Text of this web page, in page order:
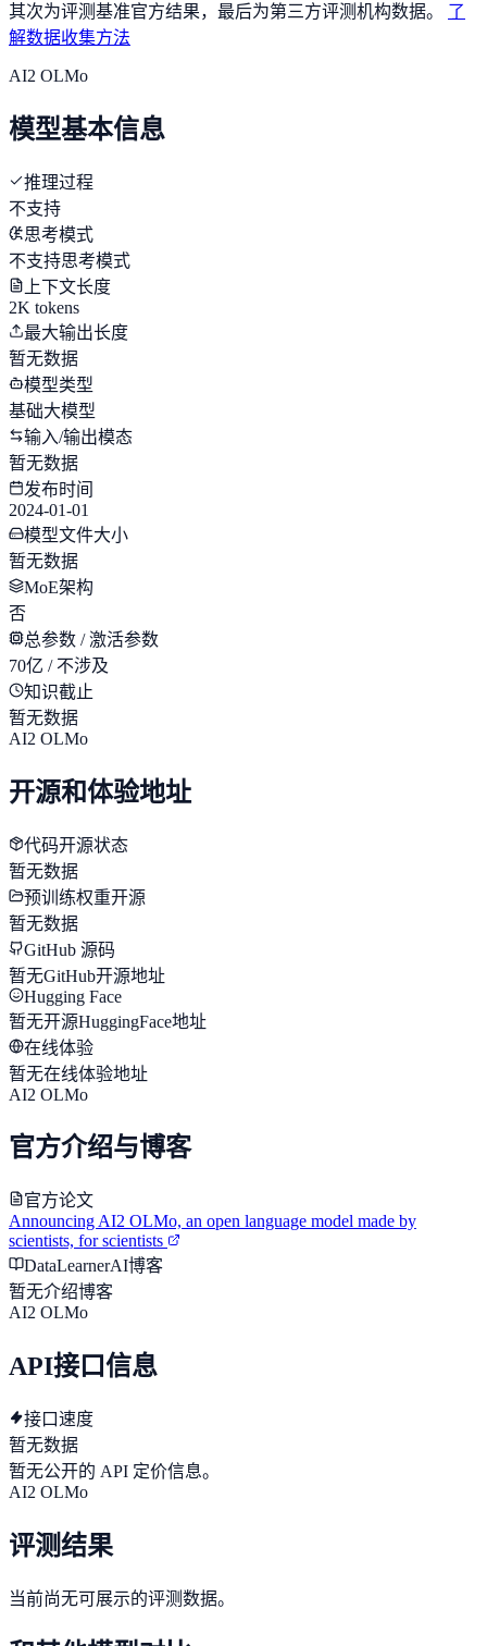
其次为评测基准官方结果，最后为第三方评测机构数据。
了
解数据收集方法
AI2 OLMo
模型基本信息
推理过程
不支持
思考模式
不支持思考模式
上下文长度
2K tokens
最大输出长度
暂无数据
模型类型
基础大模型
输入/输出模态
暂无数据
发布时间
2024-01-01
模型文件大小
暂无数据
MoE架构
否
总参数 / 激活参数
70亿 / 不涉及
知识截止
暂无数据
AI2 OLMo
开源和体验地址
代码开源状态
暂无数据
预训练权重开源
暂无数据
GitHub 源码
暂无GitHub开源地址
Hugging Face
暂无开源HuggingFace地址
在线体验
暂无在线体验地址
AI2 OLMo
官方介绍与博客
官方论文
Announcing AI2 OLMo, an open language model made by
scientists, for scientists
DataLearnerAI博客
暂无介绍博客
AI2 OLMo
API接口信息
接口速度
暂无数据
暂无公开的 API 定价信息。
AI2 OLMo
评测结果
当前尚无可展示的评测数据。